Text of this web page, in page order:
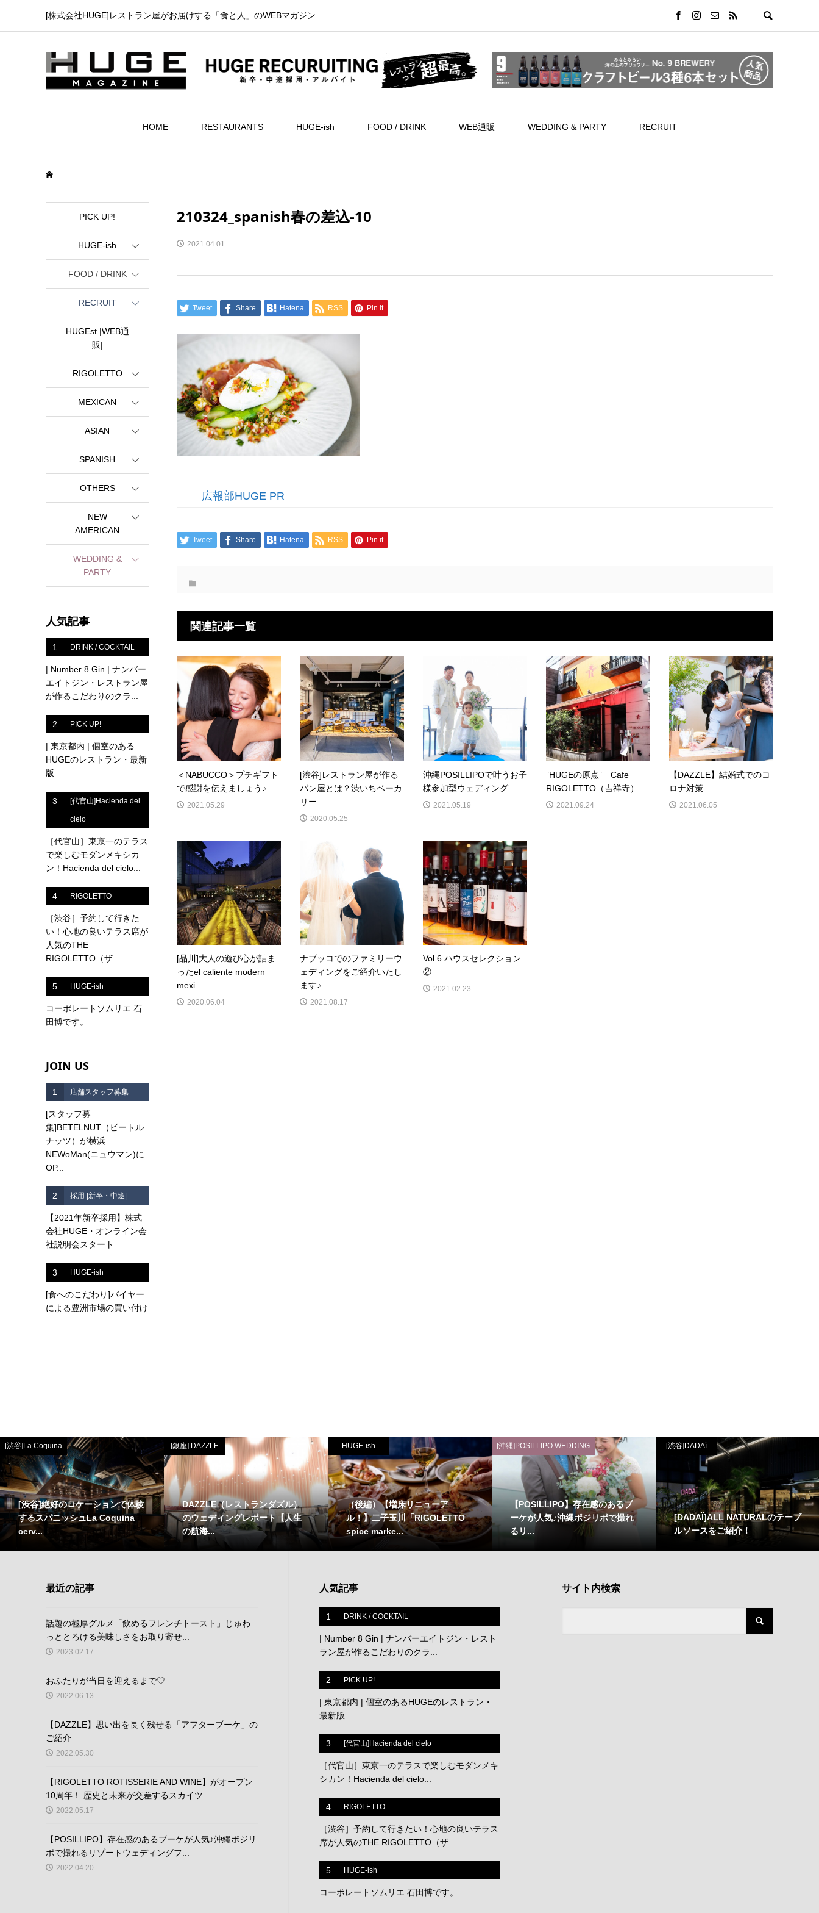
[株式会社HUGE]レストラン屋がお届けする「食と人」のWEBマガジン
HOME RESTAURANTS HUGE-ish FOOD / DRINK WEB通販 WEDDING & PARTY RECRUIT
210324_spanish春の差込-10
2021.04.01
Tweet Share Hatena RSS Pin it
広報部HUGE PR
Tweet Share Hatena RSS Pin it
関連記事一覧
＜NABUCCO＞プチギフト
で感謝を伝えましょう♪
2021.05.29
[渋谷]レストラン屋が作る
パン屋とは？渋いちベーカ
リー
2020.05.25
沖縄POSILLIPOで叶うお子
様参加型ウェディング
2021.05.19
”HUGEの原点” Cafe
RIGOLETTO（吉祥寺）
2021.09.24
【DAZZLE】結婚式でのコ
ロナ対策
2021.06.05
[品川]大人の遊び心が詰ま
ったel caliente modern
mexi...
2020.06.04
ナブッコでのファミリーウ
ェディングをご紹介いたし
ます♪
2021.08.17
Vol.6 ハウスセレクション
②
2021.02.23
PICK UP!
HUGE-ish
FOOD / DRINK
RECRUIT
HUGEst |WEB通
販|
RIGOLETTO
MEXICAN
ASIAN
SPANISH
OTHERS
NEW
AMERICAN
WEDDING &
PARTY
人気記事
1 DRINK / COCKTAIL
| Number 8 Gin | ナンバー
エイトジン・レストラン屋
が作るこだわりのクラ...
2 PICK UP!
| 東京都内 | 個室のある
HUGEのレストラン・最新
版
3 [代官山]Hacienda del
cielo
［代官山］東京一のテラス
で楽しむモダンメキシカ
ン！Hacienda del cielo...
4 RIGOLETTO
［渋谷］予約して行きた
い！心地の良いテラス席が
人気のTHE
RIGOLETTO（ザ...
5 HUGE-ish
コーポレートソムリエ 石
田博です。
JOIN US
1 店舗スタッフ募集
[スタッフ募
集]BETELNUT（ビートル
ナッツ）が横浜
NEWoMan(ニュウマン)に
OP...
2 採用 |新卒・中途|
【2021年新卒採用】株式
会社HUGE・オンライン会
社説明会スタート
3 HUGE-ish
[食へのこだわり]バイヤー
による豊洲市場の買い付け
[渋谷]La Coquina
[渋谷]絶好のロケーションで体験
するスパニッシュLa Coquina
cerv...
[銀座] DAZZLE
DAZZLE（レストランダズル）
のウェディングレポート【人生
の航海...
HUGE-ish
（後編）【増床リニューア
ル！】二子玉川「RIGOLETTO
spice marke...
[沖縄]POSILLIPO WEDDING
【POSILLIPO】存在感のあるブ
ーケが人気♪沖縄ポジリポで撮れ
るリ...
[渋谷]DADAï
[DADAÏ]ALL NATURALのテーブ
ルソースをご紹介！
最近の記事
話題の極厚グルメ「飲めるフレンチトースト」じゅわ
っととろける美味しさをお取り寄せ...
2023.02.17
おふたりが当日を迎えるまで♡
2022.06.13
【DAZZLE】思い出を長く残せる「アフターブーケ」の
ご紹介
2022.05.30
【RIGOLETTO ROTISSERIE AND WINE】がオープン
10周年！ 歴史と未来が交差するスカイツ...
2022.05.17
【POSILLIPO】存在感のあるブーケが人気♪沖縄ポジリ
ポで撮れるリゾートウェディングフ...
2022.04.20
人気記事
1 DRINK / COCKTAIL
| Number 8 Gin | ナンバーエイトジン・レスト
ラン屋が作るこだわりのクラ...
2 PICK UP!
| 東京都内 | 個室のあるHUGEのレストラン・
最新版
3 [代官山]Hacienda del cielo
［代官山］東京一のテラスで楽しむモダンメキ
シカン！Hacienda del cielo...
4 RIGOLETTO
［渋谷］予約して行きたい！心地の良いテラス
席が人気のTHE RIGOLETTO（ザ...
5 HUGE-ish
コーポレートソムリエ 石田博です。
サイト内検索